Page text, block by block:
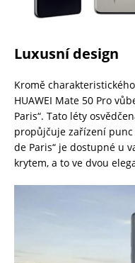
Luxusní design
Kromě
HUAWEI Mate 50 Pro
Paris“. Tato léty
propůjčuje zařízení punc
de Paris“ je dostupné u
krytem, a to ve dvou